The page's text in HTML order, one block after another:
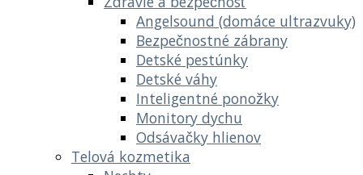
Angelsound (domáce ultrazvuky)
Bezpečnostné zábrany
Detské pestúnky
Detské váhy
Inteligentné ponožky
Monitory dychu
Odsávačky hlienov
Telová kozmetika